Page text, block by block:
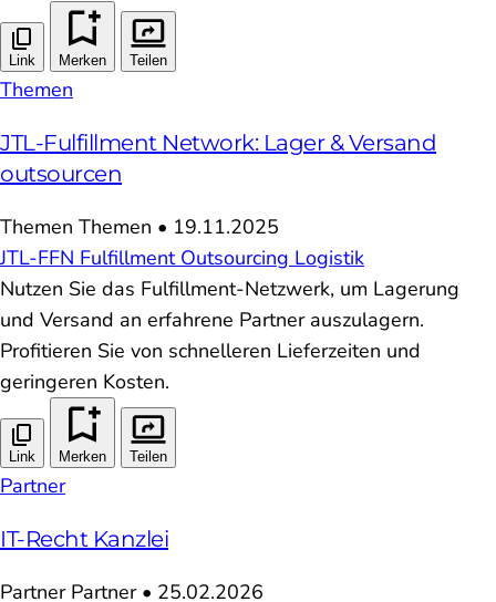
Link Merken Teilen
Themen
JTL-Fulfillment Network: Lager & Versand
outsourcen
Themen Themen • 19.11.2025
JTL-FFN Fulfillment Outsourcing Logistik
Nutzen Sie das Fulfillment-Netzwerk, um Lagerung
und Versand an erfahrene Partner auszulagern.
Profitieren Sie von schnelleren Lieferzeiten und
geringeren Kosten.
Link Merken Teilen
Partner
IT-Recht Kanzlei
Partner Partner • 25.02.2026